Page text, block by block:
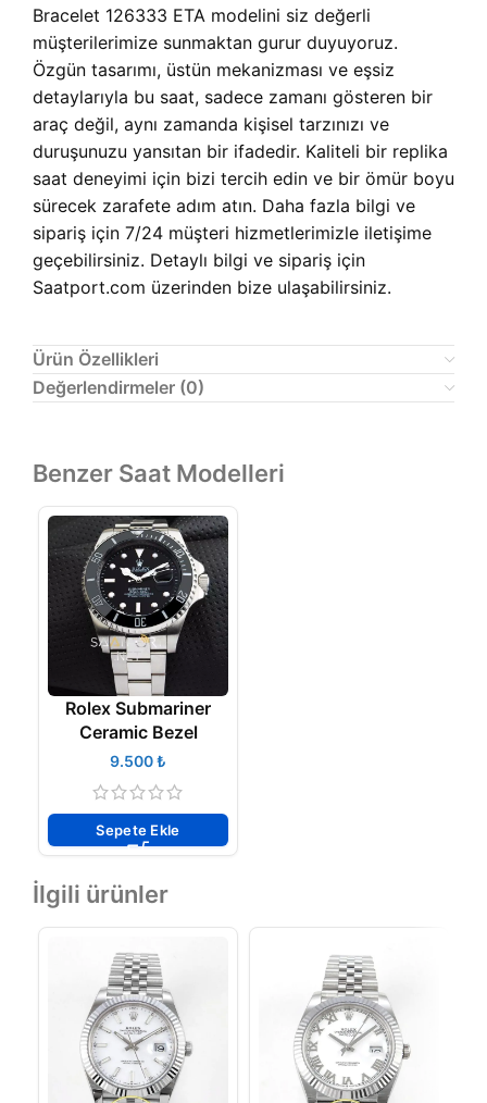
Bracelet 126333 ETA modelini siz değerli
müşterilerimize sunmaktan gurur duyuyoruz.
Özgün tasarımı, üstün mekanizması ve eşsiz
detaylarıyla bu saat, sadece zamanı gösteren bir
araç değil, aynı zamanda kişisel tarzınızı ve
duruşunuzu yansıtan bir ifadedir. Kaliteli bir replika
saat deneyimi için bizi tercih edin ve bir ömür boyu
sürecek zarafete adım atın. Daha fazla bilgi ve
sipariş için 7/24 müşteri hizmetlerimizle iletişime
geçebilirsiniz. Detaylı bilgi ve sipariş için
Saatport.com üzerinden bize ulaşabilirsiniz.
Ürün Özellikleri
Değerlendirmeler (0)
Benzer Saat Modelleri
Rolex Submariner
Ceramic Bezel
₺
Sepete Ekle
İlgili ürünler